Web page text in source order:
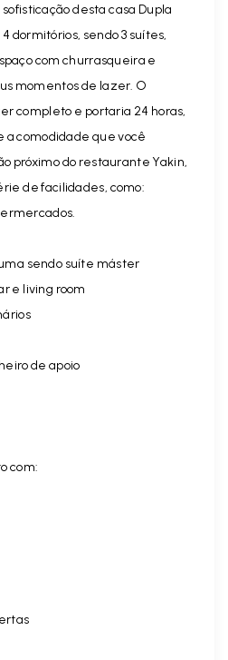
desta casa Dupla
dormitórios, sendo 3 suítes,
com churrasqueira e
momentos de lazer. O
completo e portaria 24 horas,
a comodidade que você
próximo do restaurante Yakin,
de facilidades, como:
sendo suíte máster
e living room
de apoio
com: